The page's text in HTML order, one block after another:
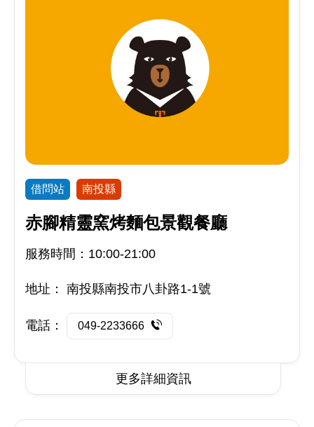
借問站 南投縣
赤腳精靈窯烤麵包景觀餐廳
服務時間：10:00-21:00
地址： 南投縣南投市八卦路1-1號
電話： 049-2233666
更多詳細資訊